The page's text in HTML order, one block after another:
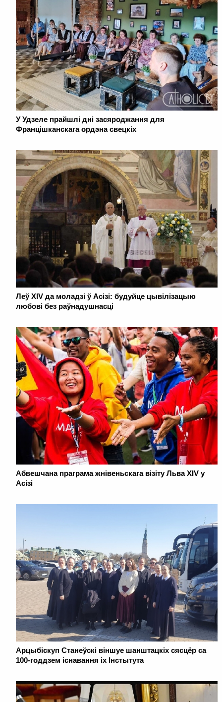
У Удзеле прайшлі дні засяроджання для
Францішканскага ордэна свецкіх
Леў XIV да моладзі ў Асізі: будуйце цывілізацыю
любові без раўнадушнасці
Абвешчана праграма жнівеньскага візіту Льва XIV у
Асізі
Арцыбіскуп Станеўскі віншуе шанштацкіх сясцёр са
100-годдзем існавання іх Інстытута